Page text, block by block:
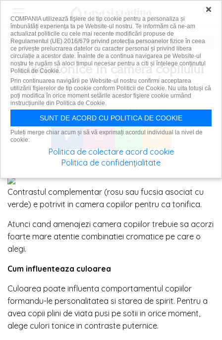
Culori tonice in camera copilului
24 februarie 2011 | CAMERA COPILULUI
Distribuie articolul pe:
Contrastul complementar (rosu sau fucsia asociat cu
verde) e potrivit in camera copiilor pentru ca tonifica.
Atunci cand amenajezi camera copiilor trebuie sa acorzi
foarte mare atentie combinatiei cromatice pe care o
alegi.
Cum influenteaza culoarea
Culoarea poate influenta comportamentul copiilor
formandu-le personalitatea si starea de spirit. Pentru a
avea copii plini de viata pusi pe sotii in orice moment,
alege culori tonice in contraste puternice.
×
COMPANIA utilizează fişiere de tip cookie pentru a personaliza și
îmbunătăți experiența ta pe Website-ul nostru. Te informăm că ne-am
actualizat politicile cu cele mai recente modificări propuse de
Regulamentul (UE) 2016/679 privind protecția persoanelor fizice în ceea
ce privește prelucrarea datelor cu caracter personal și privind libera
circulație a acestor date. Înainte de a continua navigarea pe Website-ul
nostru te rugăm să aloci timpul necesar pentru a citi și înțelege conținutul
Politicii de Cookie.
Prin continuarea navigării pe Website-ul nostru confirmi acceptarea
utilizării fişierelor de tip cookie conform Politicii de Cookie. Nu uita totuși că
poți modifica în orice moment setările acestor fişiere cookie urmând
instrucțiunile din Politica de Cookie.
SUNT DE ACORD CU POLITICA DE COOKIE
Puteți merge chiar acum și să vă exprimați acordul individual la nivel de
cookie:
Politica de colectare acord cookie
Politica de confidențialitate